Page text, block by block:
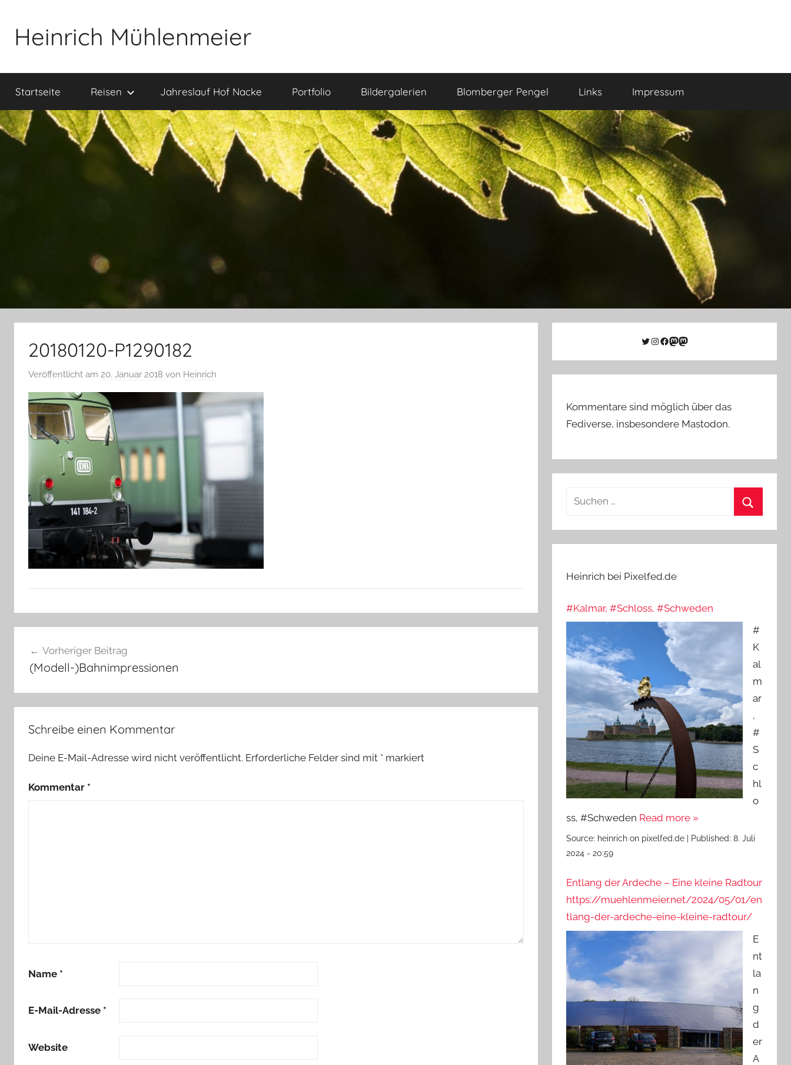
springen
Heinrich Mühlenmeier
zu
Glauben,
Fotografie,
…
Startseite Reisen Jahreslauf Hof Nacke Portfolio Bildergalerien Blomberger Pengel Links Impressum
20180120-P1290182
Veröffentlicht am 20. Januar 2018 von Heinrich
Vorheriger Beitrag
(Modell-)Bahnimpressionen
Schreibe einen Kommentar
Deine E-Mail-Adresse wird nicht veröffentlicht. Erforderliche Felder sind mit * markiert
Kommentar *
Name *
E-Mail-Adresse *
Website
Twitter
Instagram
Facebook
Link zu Mastodon
Mastodon
Kommentare sind möglich über das
Fediverse, insbesondere Mastodon.
Suchen
Heinrich bei Pixelfed.de
#Kalmar, #Schloss, #Schweden
#
K
al
m
ar
,
#
S
c
hl
o
ss, #Schweden Read more »
Source: heinrich on pixelfed.de | Published:8. Juli
2024 - 20:59
Entlang der Ardeche – Eine kleine Radtour
https://muehlenmeier.net/2024/05/01/en
tlang-der-ardeche-eine-kleine-radtour/
E
nt
la
n
g
d
er
A